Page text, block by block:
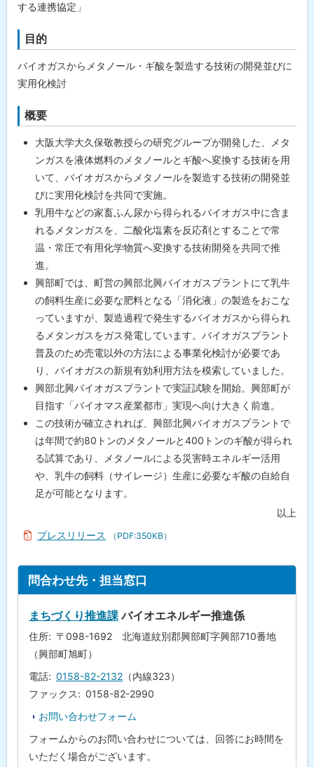
する連携協定」
目的
バイオガスからメタノール・ギ酸を製造する技術の開発並びに
実用化検討
概要
大阪大学大久保敬教授らの研究グループが開発した、メタ
ンガスを液体燃料のメタノールとギ酸へ変換する技術を用
いて、バイオガスからメタノールを製造する技術の開発並
びに実用化検討を共同で実施。
乳用牛などの家畜ふん尿から得られるバイオガス中に含ま
れるメタンガスを、二酸化塩素を反応剤とすることで常
温・常圧で有用化学物質へ変換する技術開発を共同で推
進。
興部町では、町営の興部北興バイオガスプラントにて乳牛
の飼料生産に必要な肥料となる「消化液」の製造をおこな
っていますが、製造過程で発生するバイオガスから得られ
るメタンガスをガス発電しています。バイオガスプラント
普及のため売電以外の方法による事業化検討が必要であ
り、バイオガスの新規有効利用方法を模索していました。
興部北興バイオガスプラントで実証試験を開始。興部町が
目指す「バイオマス産業都市」実現へ向け大きく前進。
この技術が確立されれば、興部北興バイオガスプラントで
は年間で約80トンのメタノールと400トンのギ酸が得られ
る試算であり、メタノールによる災害時エネルギー活用
や、乳牛の飼料（サイレージ）生産に必要なギ酸の自給自
足が可能となります。
以上
プレスリリース
（PDF:350KB）
問合わせ先・担当窓口
まちづくり推進課バイオエネルギー推進係
住所
〒098-1692 北海道紋別郡興部町字興部710番地
（興部町旭町）
電話
0158-82-2132 （内線323）
ファックス
0158-82-2990
お問い合わせフォーム
フォームからのお問い合わせについては、回答にお時間を
いただく場合がございます。